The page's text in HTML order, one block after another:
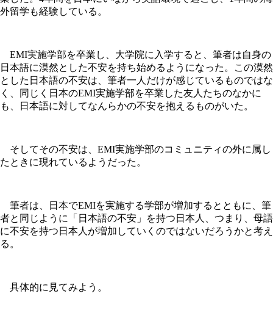
外留学も経験している。
EMI実施学部を卒業し、大学院に入学すると、筆者は自身の
日本語に漠然とした不安を持ち始めるようになった。この漠然
とした日本語の不安は、筆者一人だけが感じているものではな
く、同じく日本のEMI実施学部を卒業した友人たちのなかに
も、日本語に対してなんらかの不安を抱えるものがいた。
そしてその不安は、EMI実施学部のコミュニティの外に属し
たときに現れているようだった。
筆者は、日本でEMIを実施する学部が増加するとともに、筆
者と同じように「日本語の不安」を持つ日本人、つまり、母語
に不安を持つ日本人が増加していくのではないだろうかと考え
る。
具体的に見てみよう。